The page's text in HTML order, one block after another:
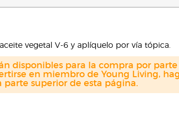
vegetal V-6 y aplíquelo por vía tópica.
disponibles para la compra por
en miembro de Young Living,
parte superior de esta página.